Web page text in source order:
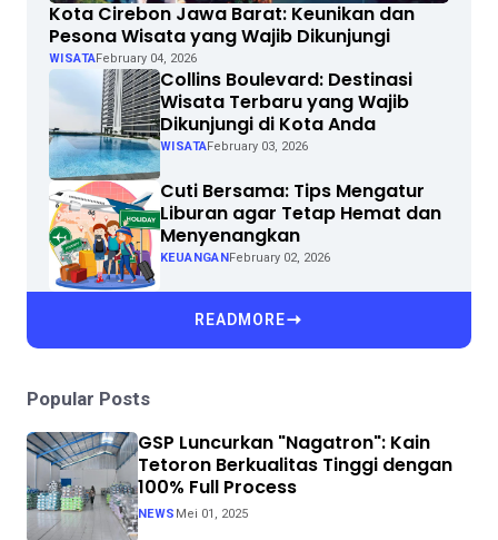
Kota Cirebon Jawa Barat: Keunikan dan
Pesona Wisata yang Wajib Dikunjungi
WISATAFebruary 04, 2026
Collins Boulevard: Destinasi
Wisata Terbaru yang Wajib
Dikunjungi di Kota Anda
WISATAFebruary 03, 2026
Cuti Bersama: Tips Mengatur
Liburan agar Tetap Hemat dan
Menyenangkan
KEUANGAN February 02, 2026
READMORE
Popular Posts
GSP Luncurkan "Nagatron": Kain
Tetoron Berkualitas Tinggi dengan
100% Full Process
NEWS Mei 01, 2025